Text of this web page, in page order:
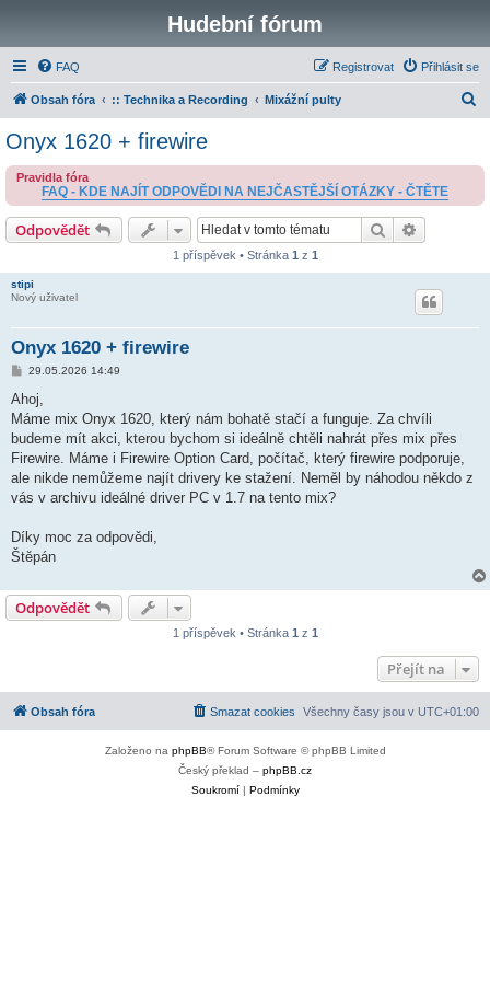
Hudební fórum
FAQ Přihlásit se
Registrovat
Obsah fóra :: Technika a Recording Mixážní pulty
a
Onyx 1620 + firewire
Pravidla fóra
FAQ - KDE NAJÍT ODPOVĚDI NA NEJČASTĚJŠÍ OTÁZKY - ČTĚTE
Odpovědět Hledat
1 příspěvek • Stránka 1 z 1
stipi
Nový uživatel
Onyx 1620 + firewire
P
í
p
ě
e
k
29.05.2026 14:49
Ahoj,
Máme mix Onyx 1620, který nám bohatě stačí a funguje. Za chvíli
budeme mít akci, kterou bychom si ideálně chtěli nahrát přes mix přes
Firewire. Máme i Firewire Option Card, počítač, který firewire podporuje,
ale nikde nemůžeme najít drivery ke stažení. Neměl by náhodou někdo z
vás v archivu ideálné driver PC v 1.7 na tento mix?
Díky moc za odpovědi,
Štěpán
Odpovědět
1 příspěvek • Stránka 1 z 1
Přejít na
Obsah fóra Všechny časy jsou v UTC+01:00
Smazat cookies
Založeno na phpBB® Forum Software © phpBB Limited
Český překlad – phpBB.cz
Soukromí| Podmínky